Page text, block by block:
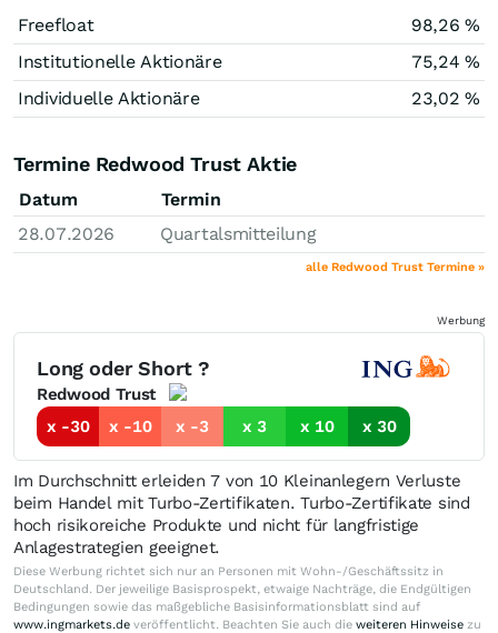
Freefloat
98,26 %
Institutionelle Aktionäre
75,24 %
Individuelle Aktionäre
23,02 %
Termine Redwood Trust Aktie
Datum
Termin
28.07.2026
Quartalsmitteilung
alle Redwood Trust Termine »
Werbung
Long oder Short ?
Redwood Trust
x -30
x -10 x -3 x 3 x 10 x 30
Im Durchschnitt erleiden 7 von 10 Kleinanlegern Verluste
beim Handel mit Turbo-Zertifikaten. Turbo-Zertifikate sind
hoch risikoreiche Produkte und nicht für langfristige
Anlagestrategien geeignet.
Diese Werbung richtet sich nur an Personen mit Wohn-/Geschäftssitz in
Deutschland. Der jeweilige Basisprospekt, etwaige Nachträge, die Endgültigen
Bedingungen sowie das maßgebliche Basisinformationsblatt sind auf
www.ingmarkets.de veröffentlicht. Beachten Sie auch die weiteren Hinweise zu